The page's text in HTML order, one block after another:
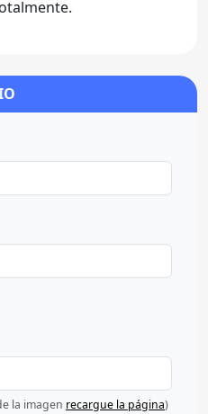
la imagen recargue la página)